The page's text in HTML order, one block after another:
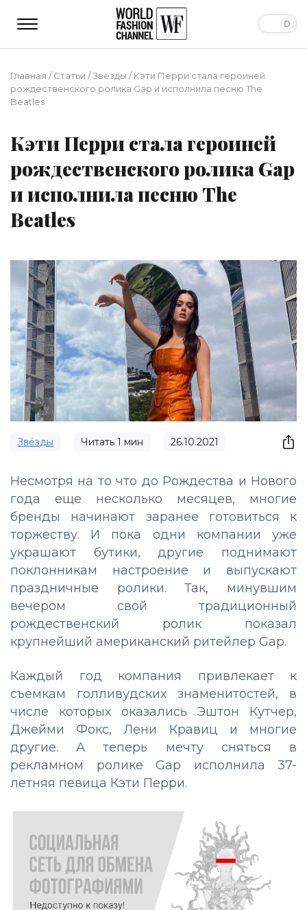
Главная /Статьи /Звёзды /Кэти Перри стала героиней
рождественского ролика Gap и исполнила песню The
Beatles
Кэти Перри стала героиней
рождественского ролика Gap
и исполнила песню The
Beatles
Звёзды Читать 1 мин 26.10.2021
Несмотря на то что до Рождества и Нового
года еще несколько месяцев, многие
бренды начинают заранее готовиться к
торжеству. И пока одни компании уже
украшают бутики, другие поднимают
поклонникам настроение и выпускают
праздничные ролики. Так, минувшим
вечером свой традиционный
рождественский ролик показал
крупнейший американский ритейлер Gap.
Каждый год компания привлекает к
съемкам голливудских знаменитостей, в
числе которых оказались Эштон Кутчер,
Джейми Фокс, Лени Кравиц и многие
другие. А теперь мечту сняться в
рекламном ролике Gap исполнила 37-
летняя певица Кэти Перри.